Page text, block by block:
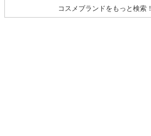
コスメブランドをもっと検索！